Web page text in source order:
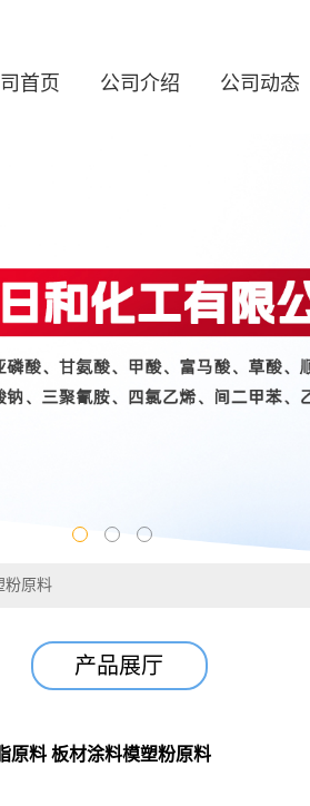
首页 公司介绍 公司动态
粉原料
产品展厅
原料 板材涂料模塑粉原料